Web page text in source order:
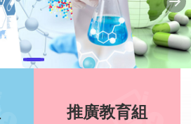
推廣教育組